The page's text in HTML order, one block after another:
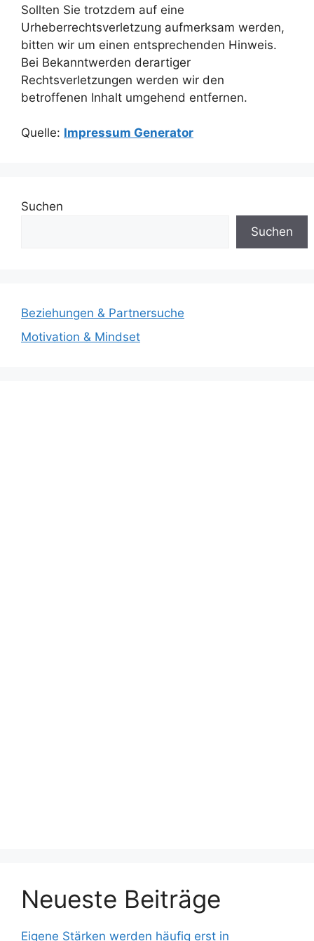
Sollten Sie trotzdem auf eine
Urheberrechtsverletzung aufmerksam werden,
bitten wir um einen entsprechenden Hinweis.
Bei Bekanntwerden derartiger
Rechtsverletzungen werden wir den
betroffenen Inhalt umgehend entfernen.
Quelle: Impressum Generator
Suchen
Suchen
Beziehungen & Partnersuche
Motivation & Mindset
Neueste Beiträge
Eigene Stärken werden häufig erst in